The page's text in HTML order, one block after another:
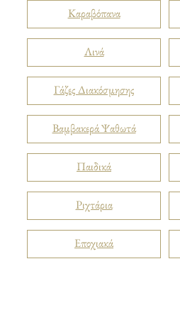
Καραβόπανα
Λινά
Γάζες Διακόσμησης
Βαμβακερά Ψαθωτά
Παιδικά
Ριχτάρια
Εποχιακά